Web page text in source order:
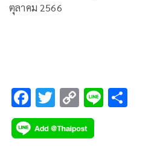
ตุลาคม 2566
F
ac
e
T
wi
tt
C
o
p
Li